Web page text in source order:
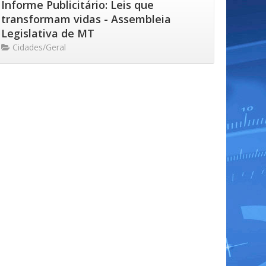
Informe Publicitário: Leis que
transformam vidas - Assembleia
Legislativa de MT
Cidades/Geral